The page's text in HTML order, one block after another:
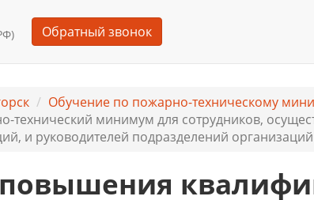
Обратный звонок
Обучение по пожарно-техническому
технический минимум для сотрудников,
и руководителей подразделений организаций
повышения